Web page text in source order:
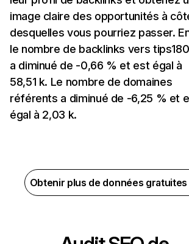
image claire des opportunités à
desquelles vous pourriez passer.
le nombre de backlinks vers
a diminué de -0,66 % et est égal à
58,51 k. Le nombre de domaines
référents a diminué de -6,25 % et
égal à 2,03 k.
Obtenir plus de données